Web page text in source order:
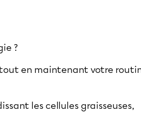
?
tout en maintenant votre
les cellules graisseuses,